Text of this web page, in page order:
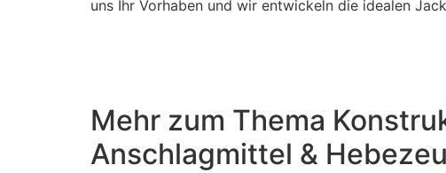
uns Ihr Vorhaben und wir entwickeln die idealen
Mehr zum Thema
Anschlagmittel &